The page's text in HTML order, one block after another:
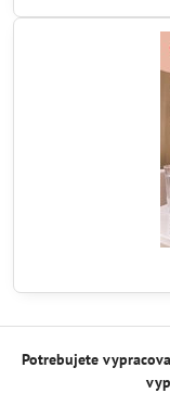
Potrebujete